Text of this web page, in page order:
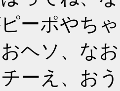
ーポやち
ヘソ、な
ーえ、お